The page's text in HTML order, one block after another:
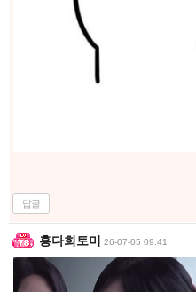
답글
홍다희토미 26-07-05 09:41